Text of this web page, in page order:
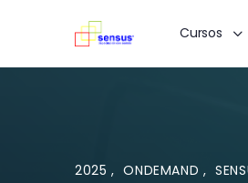
Cursos
2025, ONDEMAND ,